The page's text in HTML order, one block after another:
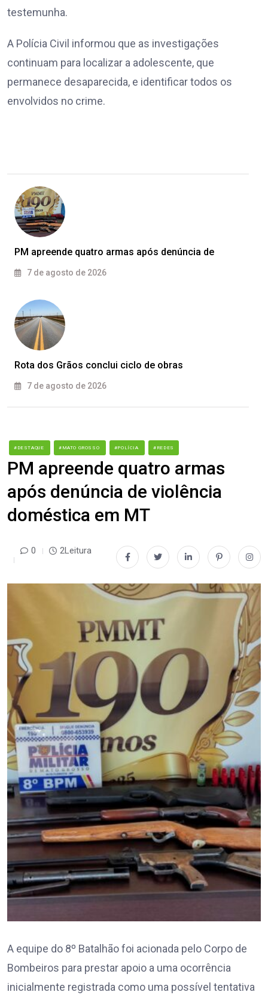
testemunha.
A Polícia Civil informou que as investigações
continuam para localizar a adolescente, que
permanece desaparecida, e identificar todos os
envolvidos no crime.
PM apreende quatro armas após denúncia de
7 de agosto de 2026
Rota dos Grãos conclui ciclo de obras
7 de agosto de 2026
#DESTAQUE #MATO GROSSO #POLÍCIA #REDES
PM apreende quatro armas
após denúncia de violência
doméstica em MT
0 2Leitura
A equipe do 8º Batalhão foi acionada pelo Corpo de
Bombeiros para prestar apoio a uma ocorrência
inicialmente registrada como uma possível tentativa